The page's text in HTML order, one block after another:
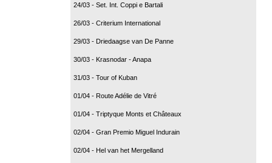
24/03 - Set. Int. Coppi e Bartali
26/03 - Criterium International
29/03 - Driedaagse van De Panne
30/03 - Krasnodar - Anapa
31/03 - Tour of Kuban
01/04 - Route Adélie de Vitré
01/04 - Triptyque Monts et Châteaux
02/04 - Gran Premio Miguel Indurain
02/04 - Hel van het Mergelland